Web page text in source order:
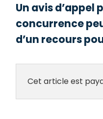
Un avis d’appel
concurrence
d’un recours
Cet article est